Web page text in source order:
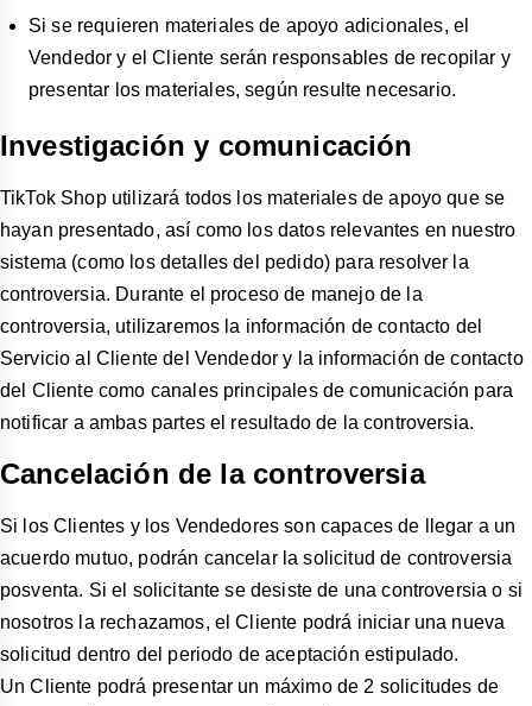
Si se requieren materiales de apoyo adicionales, el
Vendedor y el Cliente serán responsables de recopilar y
presentar los materiales, según resulte necesario.
Investigación y comunicación
TikTok Shop utilizará todos los materiales de apoyo que se
hayan presentado, así como los datos relevantes en nuestro
sistema (como los detalles del pedido) para resolver la
controversia. Durante el proceso de manejo de la
controversia, utilizaremos la información de contacto del
Servicio al Cliente del Vendedor y la información de contacto
del Cliente como canales principales de comunicación para
notificar a ambas partes el resultado de la controversia.
Cancelación de la controversia
Si los Clientes y los Vendedores son capaces de llegar a un
acuerdo mutuo, podrán cancelar la solicitud de controversia
posventa. Si el solicitante se desiste de una controversia o si
nosotros la rechazamos, el Cliente podrá iniciar una nueva
solicitud dentro del periodo de aceptación estipulado.
Un Cliente podrá presentar un máximo de 2 solicitudes de